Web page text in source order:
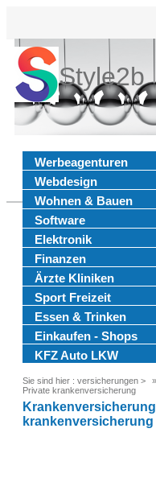
Style2b
Werbeagenturen
Webdesign
Wohnen & Bauen
Software
Elektronik
Finanzen
Ärzte Kliniken
Sport Freizeit
Essen & Trinken
Einkaufen - Shops
KFZ Auto LKW
Sie sind hier : versicherungen >
Private krankenversicherung
krankenversicherung